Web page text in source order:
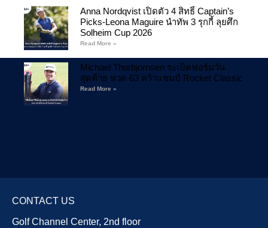
Anna Nordqvist เปิดตัว 4 สิทธิ์ Captain’s
Picks-Leona Maguire นำทัพ 3 รุกกี้ ลุยศึก
Solheim Cup 2026
Read More »
Michael Thorbjornsen ระเบิดฟอร์มวัน
สุดท้าย หวด 63 คว้าแชมป์ Rocket Classic
Read More »
CONTACT US
Golf Channel Center, 2nd floor